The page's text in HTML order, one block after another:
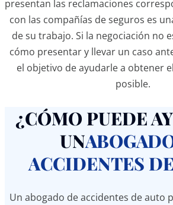
presentan las reclamaciones
con las compañías de seguros es
de su trabajo. Si la negociación no
cómo presentar y llevar un caso
el objetivo de ayudarle a obtener
posible.
¿CÓMO PUEDE
UN
ACCIDENTES
Un abogado de accidentes de auto